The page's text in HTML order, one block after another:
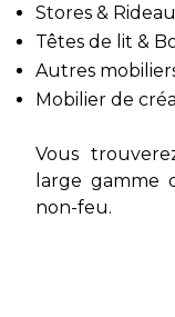
Stores &
Têtes de lit &
Autres
Mobilier de
Vous
large gamme
non-feu.